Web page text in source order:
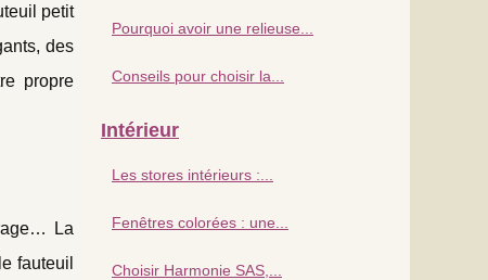
petit
des
propre
La
fauteuil
Pourquoi avoir une relieuse...
Conseils pour choisir la...
Intérieur
Les stores intérieurs :...
Fenêtres colorées : une...
Choisir Harmonie SAS,...